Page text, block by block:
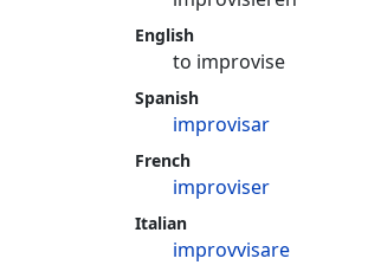
English
to improvise
Spanish
improvisar
French
improviser
Italian
improvvisare